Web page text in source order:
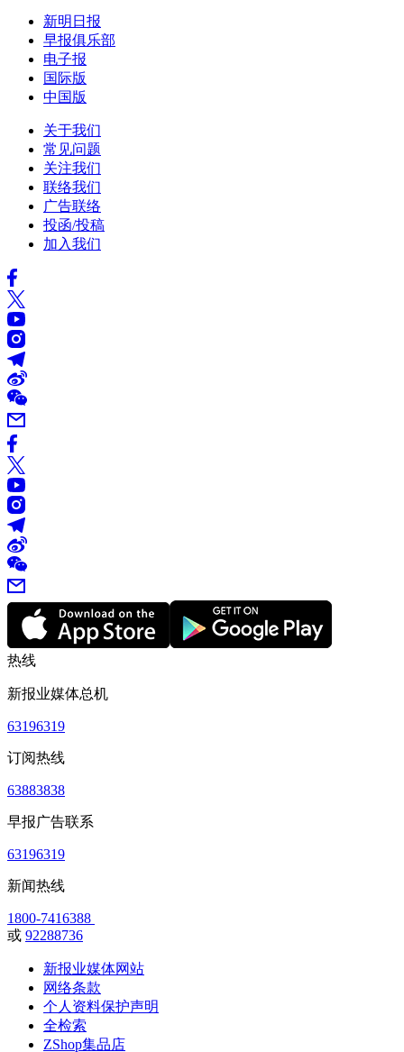
新明日报
早报俱乐部
电子报
国际版
中国版
关于我们
常见问题
关注我们
联络我们
广告联络
投函/投稿
加入我们
热线
新报业媒体总机
63196319
订阅热线
63883838
早报广告联系
63196319
新闻热线
1800-7416388
或 92288736
新报业媒体网站
网络条款
个人资料保护声明
全检索
ZShop集品店